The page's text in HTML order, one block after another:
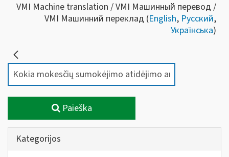
VMI Machine translation / VMI Машинный перевод /
VMI Машинний переклад (English, Русский,
Українська)
Paieška
Kategorijos